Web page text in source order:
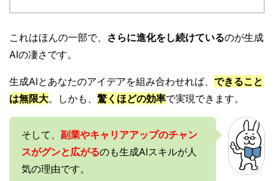
これはほんの一部で、 さらに進化をし続けているのが生成
AIの凄さです。
生成AIとあなたのアイデアを組み合わせれば、 できること
は無限大。しかも、 驚くほどの効率で実現できます。
そして、 副業やキャリアアップのチャン
スがグンと広がるのも生成AIスキルが人
気の理由です。